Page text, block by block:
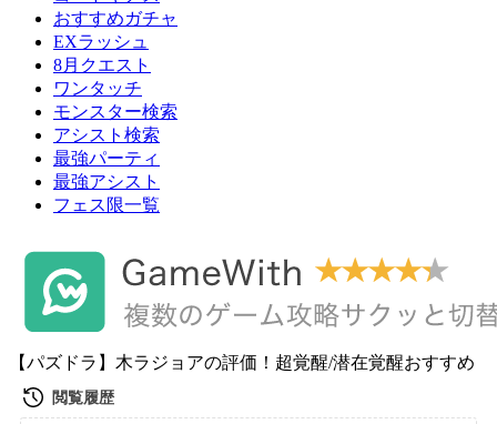
おすすめガチャ
EXラッシュ
8月クエスト
ワンタッチ
モンスター検索
アシスト検索
最強パーティ
最強アシスト
フェス限一覧
【パズドラ】木ラジョアの評価！超覚醒/潜在覚醒おすすめ